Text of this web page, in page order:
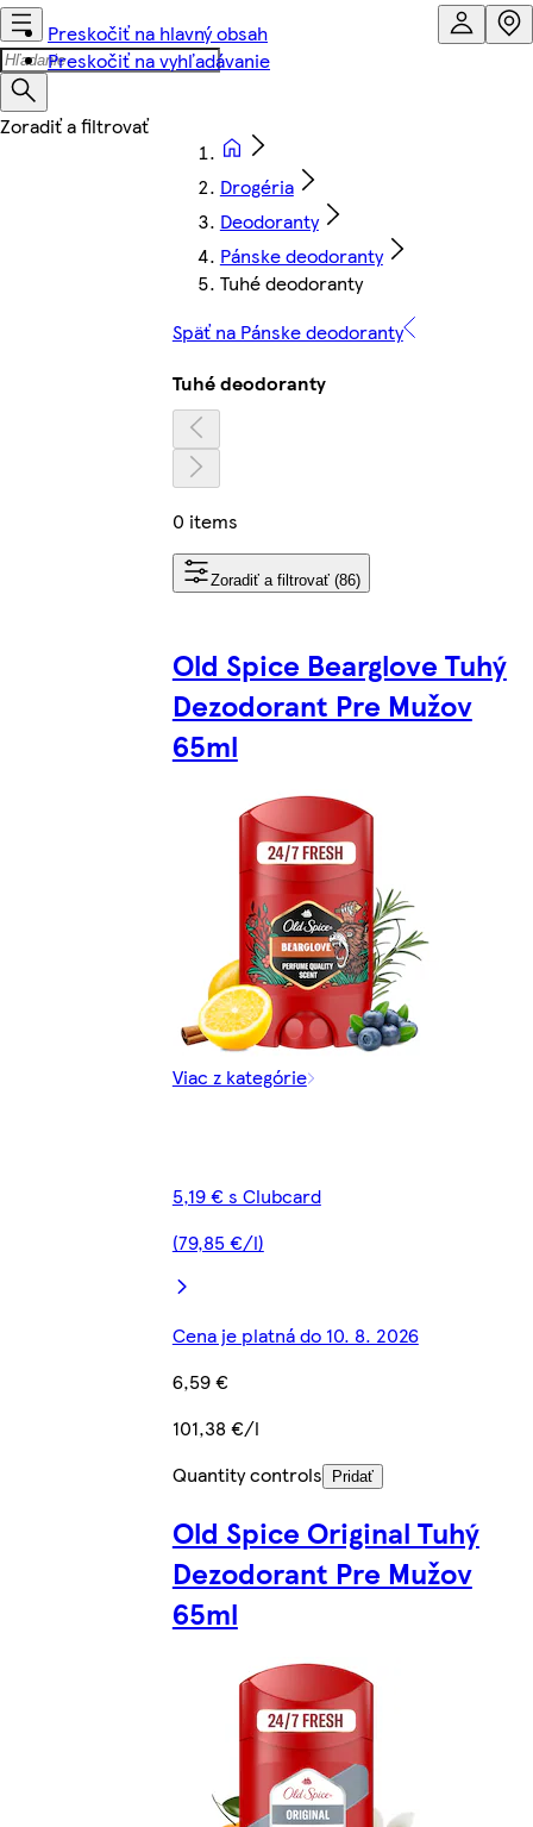
Preskočiť na hlavný obsah
Preskočiť na vyhľadávanie
Drogéria
Deodoranty
Pánske deodoranty
Tuhé deodoranty
Späť na Pánske deodoranty
Tuhé deodoranty
0 items
Zoradiť a filtrovať (86)
Old Spice Bearglove Tuhý
Dezodorant Pre Mužov
65ml
Viac z kategórie
5,19 € s Clubcard
(79,85 €/l)
Cena je platná do 10. 8. 2026
6,59 €
101,38 €/l
Quantity controls
Pridať
Old Spice Original Tuhý
Dezodorant Pre Mužov
65ml